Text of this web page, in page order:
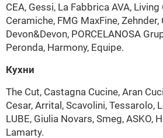
CEA, Gessi, La Fabbrica AVA,
Ceramiche, FMG MaxFine,
Devon&Devon, PORCELANOSA
Peronda, Harmony, Equipe.
Кухни
The Cut, Castagna Cucine, Aran
Cesar, Arrital, Scavolini, Tessarolo,
LUBE, Giulia Novars, Smeg, ASKO,
Lamarty.